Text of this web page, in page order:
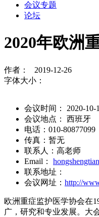
会议专题
论坛
2020年欧洲
作者： 2019-12-26
字体大小：
会议时间： 2020-10-
会议地点： 西班牙
电话：010-80877099
传真：暂无
联系人：高老师
Email：
联系地址：
会议网址： http://
欧洲重症监护医学协会在
广，研究和专业发展。大